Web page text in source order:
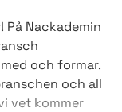
Nackademin
och formar.
och all
vet kommer